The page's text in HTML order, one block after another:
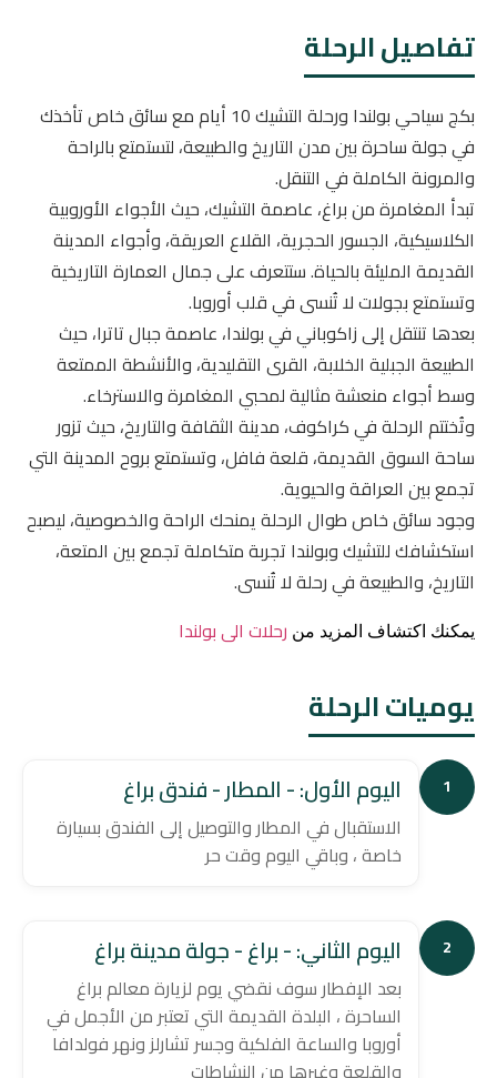
تفاصيل الرحلة
بكج سياحي بولندا ورحلة التشيك 10 أيام مع سائق خاص تأخذك
في جولة ساحرة بين مدن التاريخ والطبيعة، لتستمتع بالراحة
والمرونة الكاملة في التنقل.
تبدأ المغامرة من براغ، عاصمة التشيك، حيث الأجواء الأوروبية
الكلاسيكية، الجسور الحجرية، القلاع العريقة، وأجواء المدينة
القديمة المليئة بالحياة. ستتعرف على جمال العمارة التاريخية
وتستمتع بجولات لا تُنسى في قلب أوروبا.
بعدها تنتقل إلى زاكوباني في بولندا، عاصمة جبال تاترا، حيث
الطبيعة الجبلية الخلابة، القرى التقليدية، والأنشطة الممتعة
وسط أجواء منعشة مثالية لمحبي المغامرة والاسترخاء.
وتُختتم الرحلة في كراكوف، مدينة الثقافة والتاريخ، حيث تزور
ساحة السوق القديمة، قلعة فافل، وتستمتع بروح المدينة التي
تجمع بين العراقة والحيوية.
وجود سائق خاص طوال الرحلة يمنحك الراحة والخصوصية، ليصبح
استكشافك للتشيك وبولندا تجربة متكاملة تجمع بين المتعة،
التاريخ، والطبيعة في رحلة لا تُنسى.
يمكنك اكتشاف المزيد من رحلات الى بولندا
يوميات الرحلة
1 اليوم الأول: - المطار - فندق براغ
الاستقبال في المطار والتوصيل إلى الفندق بسيارة
خاصة ، وباقي اليوم وقت حر
2 اليوم الثاني: - براغ - جولة مدينة براغ
بعد الإفطار سوف نقضي يوم لزيارة معالم براغ
الساحرة ، البلدة القديمة التي تعتبر من الأجمل في
أوروبا والساعة الفلكية وجسر تشارلز ونهر فولدافا
والقلعة وغيرها من النشاطات